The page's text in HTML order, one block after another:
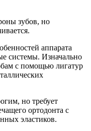
зубов, но
аппарата
системы. Изначально
с помощью лигатур
но требует
ортодонта с
эластиков.